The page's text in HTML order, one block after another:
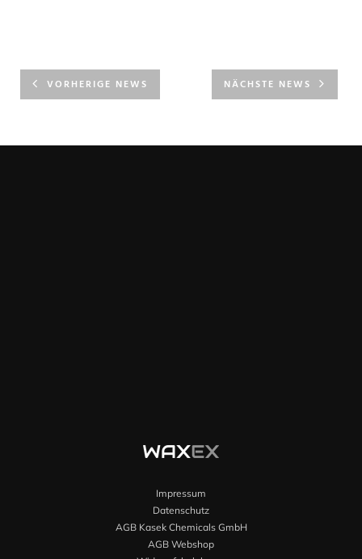
VORHERIGE NEWS NÄCHSTE NEWS
Impressum
Datenschutz
AGB Kasek Chemicals GmbH
AGB Webshop